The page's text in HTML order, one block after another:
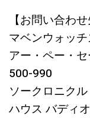
【お問い合わせ
マベンウォッ
アー・ペー・
500-990
ソークロニク
ハウス バディ